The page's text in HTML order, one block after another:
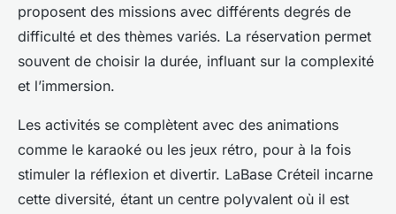
proposent des missions avec différents degrés de
difficulté et des thèmes variés. La réservation permet
souvent de choisir la durée, influant sur la complexité
et l’immersion.
Les activités se complètent avec des animations
comme le karaoké ou les jeux rétro, pour à la fois
stimuler la réflexion et divertir. LaBase Créteil incarne
cette diversité, étant un centre polyvalent où il est